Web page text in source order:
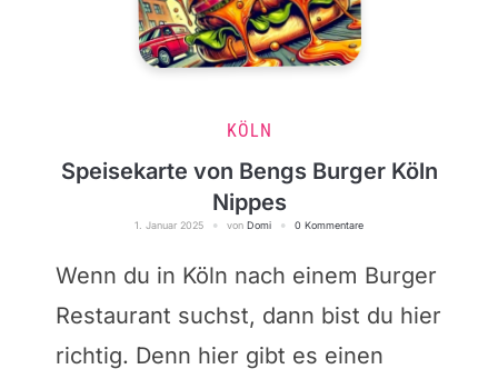
KÖLN
Speisekarte von Bengs Burger Köln
Nippes
1. Januar 2025 von Domi 0 Kommentare
Wenn du in Köln nach einem Burger
Restaurant suchst, dann bist du hier
richtig. Denn hier gibt es einen